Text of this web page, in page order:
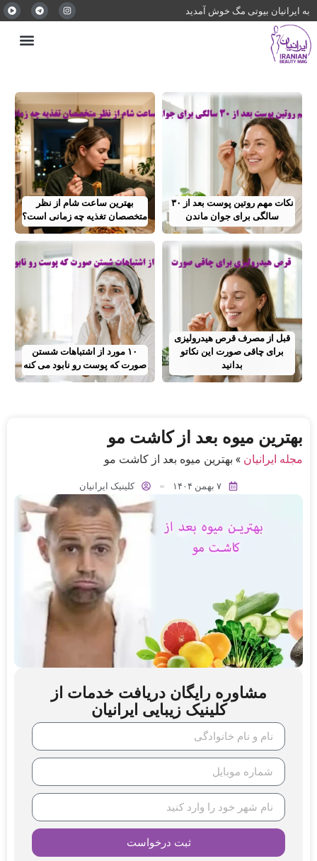
به ایرانیان بیوتی مگ خوش آمدید
نکات مهم روتین پوست بعد از ۳۰
سالگی برای جوان ماندن
بهترین ساعت شام از نظر
متخصصان تغذیه چه زمانی است؟
قبل از مصرف قرص هیدرولیزی
برای چاقی صورت این نکاتو
بدانید
۱۰ مورد از اشتباهات شستن
صورت که پوست رو نابود می کنه
بهترین میوه بعد از کاشت مو
مجله ایرانیان » بهترین میوه بعد از کاشت مو
۷ بهمن ۱۴۰۴ کلینیک ایرانیان
مشاوره رایگان دریافت خدمات از
کلینیک زیبایی ایرانیان
ثبت درخواست